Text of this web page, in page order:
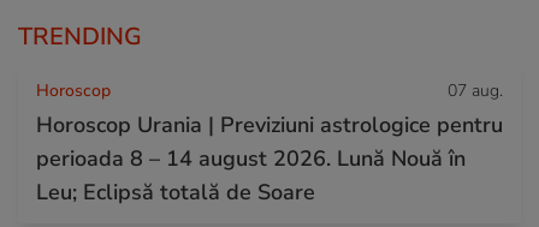
TRENDING
Horoscop 07 aug.
Horoscop Urania | Previziuni astrologice pentru
perioada 8 – 14 august 2026. Lună Nouă în
Leu; Eclipsă totală de Soare